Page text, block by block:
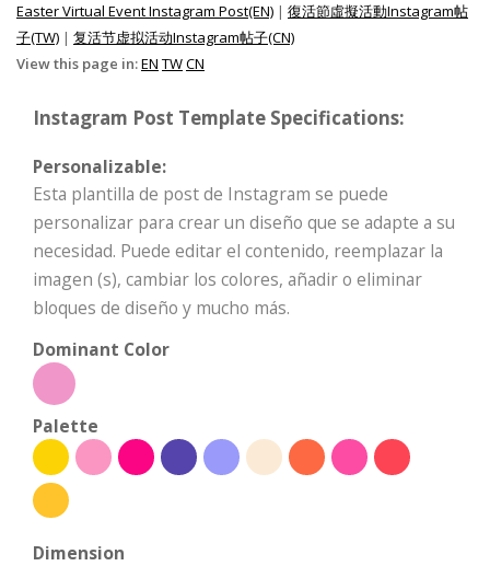
Easter Virtual Event Instagram Post(EN) | 復活節虛擬活動Instagram帖
子(TW) | 复活节虚拟活动Instagram帖子(CN)
View this page in:EN TWCN
Instagram Post Template Specifications:
Personalizable:
Esta plantilla de post de Instagram se puede
personalizar para crear un diseño que se adapte a su
necesidad. Puede editar el contenido, reemplazar la
imagen (s), cambiar los colores, añadir o eliminar
bloques de diseño y mucho más.
Dominant Color
Palette
Dimension